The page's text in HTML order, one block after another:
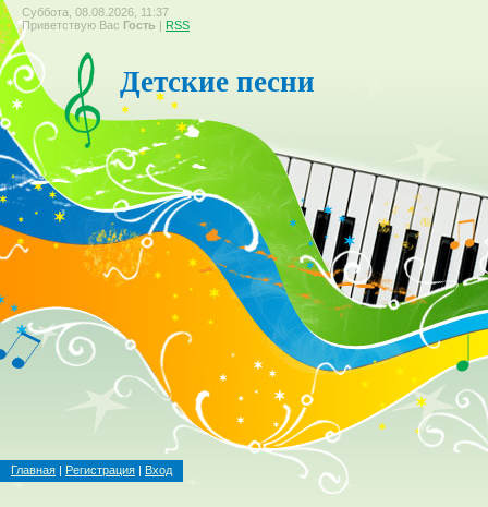
Суббота, 08.08.2026, 11:37
Приветствую Вас Гость | RSS
Детские песни
Главная | Регистрация | Вход